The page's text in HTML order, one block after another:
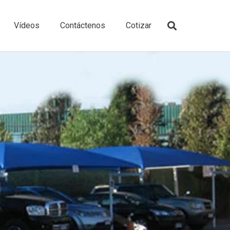
Vídeos Contáctenos Cotizar